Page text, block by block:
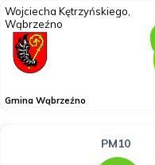
Wojciecha Kętrzyńskiego,
Wąbrzeźno
Gmina Wąbrzeźno
PM10